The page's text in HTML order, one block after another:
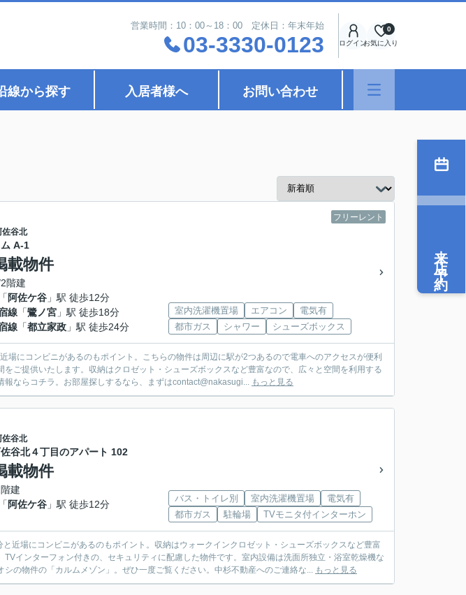
営業時間：10：00～18：00 定休日：年末年始
03-3330-0123 ログインお気に入り
0
線から探す 入居者様へ お問い合わせ
フリーレント
佐谷北
A-1
載物件
階建
「 阿佐ケ谷 」駅 徒歩12分
線 「鷺ノ宮 」駅 徒歩18分
線 「都立家政 」駅 徒歩24分
室内洗濯機置場 エアコン
電気有
都市ガス
シャワー シューズボックス
場にコンビニがあるのもポイント。こちらの物件は周辺に駅が2つあるので電車へのアクセスが便利
ご提供いたします。収納はクロゼット・シューズボックスなど豊富なので、広々と空間を利用する
ならコチラ。お部屋探しするなら、まずはcontact@nakasugi... もっと見る
佐谷北
谷北４丁目のアパート 102
載物件
建
「 阿佐ケ谷 」駅 徒歩12分
バス・トイレ別 室内洗濯機置場
電気有
都市ガス
駐輪場 TVモニタ付インターホン
近場にコンビニがあるのもポイント。収納はウォークインクロゼット・シューズボックスなど豊富
インターフォン付きの、セキュリティに配慮した物件です。室内設備は洗面所独立・浴室乾燥機な
の物件の「カルムメゾン」。ぜひ一度ご覧ください。中杉不動産へのご連絡な... もっと見る
来店予約